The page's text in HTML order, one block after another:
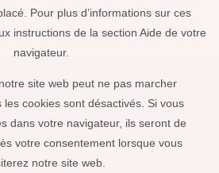
Pour plus d’informations sur ces
instructions de la section Aide de votre
navigateur.
site web peut ne pas marcher
cookies sont désactivés. Si vous
dans votre navigateur, ils seront de
votre consentement lorsque vous
notre site web.